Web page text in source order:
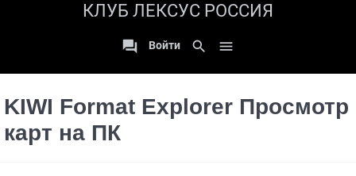
КЛУБ ЛЕКСУС РОССИЯ
 Войти search 
KIWI Format Explorer Просмотр
карт на ПК